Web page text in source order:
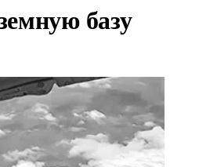
базу